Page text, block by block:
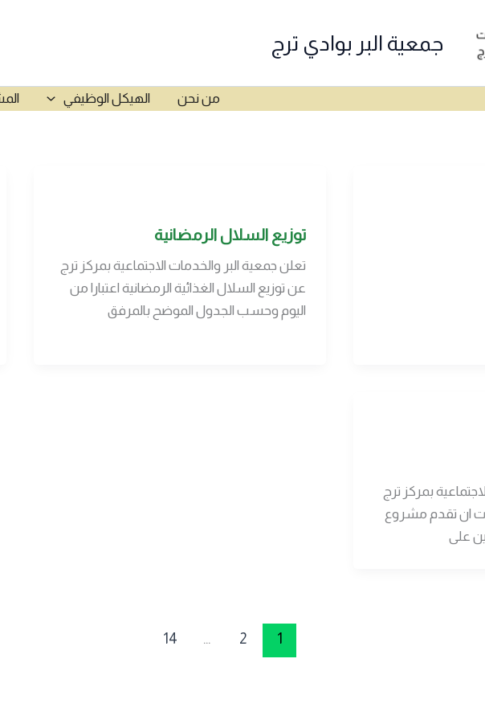
جمعية البر بوادي ترج
من نحن الهيكل الوظيفي
توزيع السلال الرمضانية
تعلن جمعية البر والخدمات الاجتماعية بمركز ترج
عن توزيع السلال الغذائية الرمضانية اعتبارا من
اليوم وحسب الجدول الموضح بالمرفق
بمركز ترج
ان تقدم مشروع
1
2
…
14